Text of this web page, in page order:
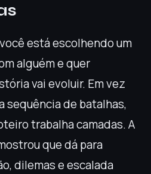
está escolhendo um
alguém e quer
vai evoluir. Em vez
sequência de batalhas,
trabalha camadas. A
que dá para
dilemas e escalada